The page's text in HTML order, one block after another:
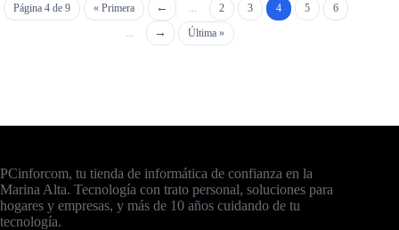
Página 4 de 9 « Primera ... 2 3 4 5
6
...
Última »
PCinforcom, tu tienda de informática de confianza en la
Marina Alta. Tecnología con trato personal, soluciones para
hogares y empresas, y más de 10 años cuidando de tu
tecnología.